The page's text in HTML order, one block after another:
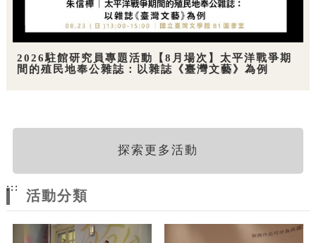
2026駐館研究員專題活動【8月場次】太平洋戰爭期
間的殖民地奉公雜誌：以雜誌《臺灣文藝》為例
探索更多活動
:::
活動分類